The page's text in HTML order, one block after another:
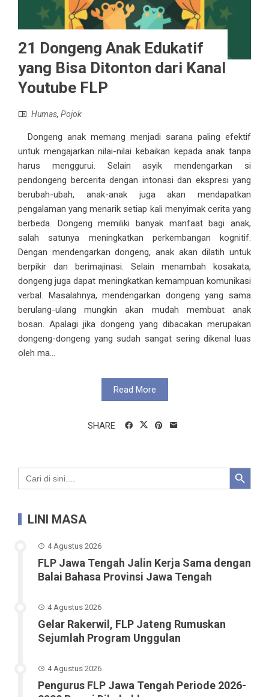
21 Dongeng Anak Edukatif
yang Bisa Ditonton dari Kanal
Youtube FLP
Humas, Pojok
Dongeng anak memang menjadi sarana paling efektif
untuk mengajarkan nilai-nilai kebaikan kepada anak tanpa
harus menggurui. Selain asyik mendengarkan si
pendongeng bercerita dengan intonasi dan ekspresi yang
berubah-ubah, anak-anak juga akan mendapatkan
pengalaman yang menarik setiap kali menyimak cerita yang
berbeda. Dongeng memiliki banyak manfaat bagi anak,
salah satunya meningkatkan perkembangan kognitif.
Dengan mendengarkan dongeng, anak akan dilatih untuk
berpikir dan berimajinasi. Selain menambah kosakata,
dongeng juga dapat meningkatkan kemampuan komunikasi
verbal. Masalahnya, mendengarkan dongeng yang sama
berulang-ulang mungkin akan mudah membuat anak
bosan. Apalagi jika dongeng yang dibacakan merupakan
dongeng-dongeng yang sudah sangat sering dikenal luas
oleh ma...
Read More
SHARE
Search
for:
Search Button
LINI MASA
4 Agustus 2026
FLP Jawa Tengah Jalin Kerja Sama dengan
Balai Bahasa Provinsi Jawa Tengah
4 Agustus 2026
Gelar Rakerwil, FLP Jateng Rumuskan
Sejumlah Program Unggulan
4 Agustus 2026
Pengurus FLP Jawa Tengah Periode 2026-